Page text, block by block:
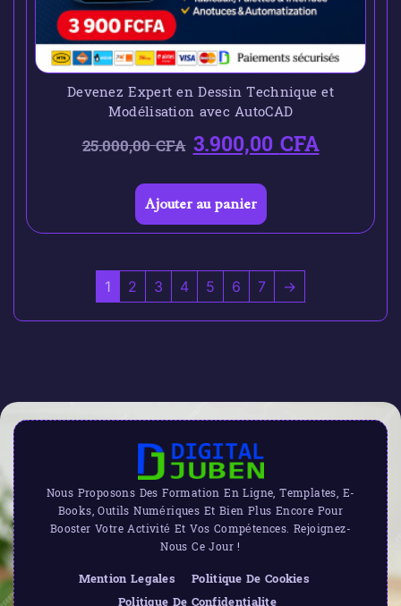
Devenez Expert en Dessin Technique et
Modélisation avec AutoCAD
25.000,00CFA 3.900,00CFA
Ajouter au panier
1 2 3 4 5 6 7 →
Nous Proposons Des Formation En Ligne, Templates, E-
Books, Outils Numériques Et Bien Plus Encore Pour
Booster Votre Activité Et Vos Compétences. Rejoignez-
Nous Ce Jour !
Mention Legales
Politique De Cookies